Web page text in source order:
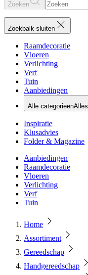
Zoeken
Zoekbalk sluiten
Raamdecoratie
Vloeren
Verlichting
Verf
Tuin
Aanbiedingen
Alle categorieënAlles
Inspiratie
Klusadvies
Folder & Magazine
Aanbiedingen
Raamdecoratie
Vloeren
Verlichting
Verf
Tuin
Home
Assortiment
Gereedschap
Handgereedschap